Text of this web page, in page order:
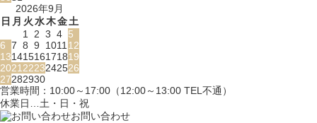
2026年9月
日 月 火水木金土
1 2 3 4 5
6 7 8 9 101112
13141516171819
20212223242526
27282930
営業時間：10:00～17:00（12:00～13:00 TEL不通）
休業日…土・日・祝
お問い合わせ